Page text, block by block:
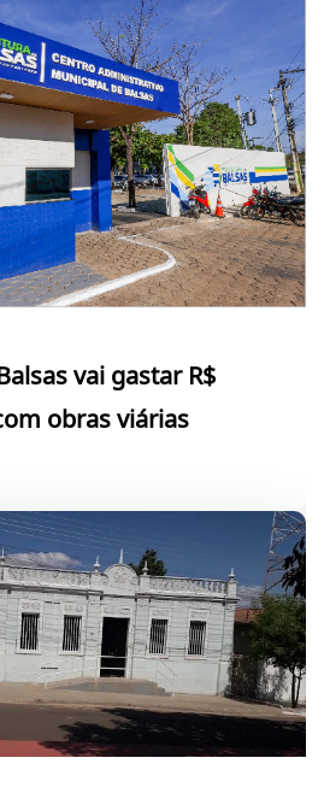
vai gastar R$
obras viárias